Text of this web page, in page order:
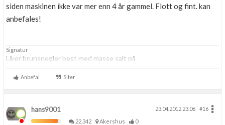
siden maskinen ikke var mer enn 4 år gammel. Flott og fint. kan
anbefales!
Signatur
Liker brunsnegler best med masse salt på
Anbefal Siter
hans9001 23.04.2012 23.06
#16
22,342
Akershus 0